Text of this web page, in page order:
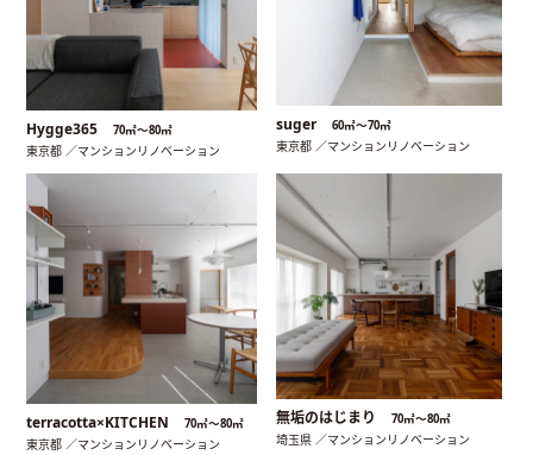
Hygge365 70㎡〜80㎡
東京都 ／マンションリノベーション
suger 60㎡〜70㎡
東京都 ／マンションリノベーション
terracotta×KITCHEN 70㎡〜80㎡
東京都 ／マンションリノベーション
無垢のはじまり 70㎡〜80㎡
埼玉県 ／マンションリノベーション